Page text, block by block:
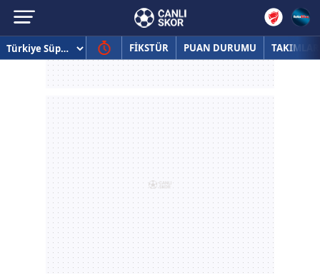
FİKSTÜR PUAN DURUMU TAKIMLAR